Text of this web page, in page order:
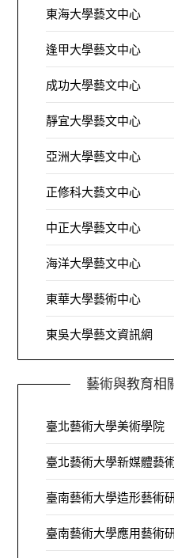
東海大學藝文中心
逢甲大學藝文中心
成功大學藝文中心
靜宜大學藝文中心
亞洲大學藝文中心
正修科大藝文中心
中正大學藝文中心
海洋大學藝文中心
東華大學藝術中心
東吳大學藝文資訊網
藝術與教育相
臺北藝術大學美術學院
臺北藝術大學新媒體藝
臺南藝術大學造形藝術
臺南藝術大學應用藝術